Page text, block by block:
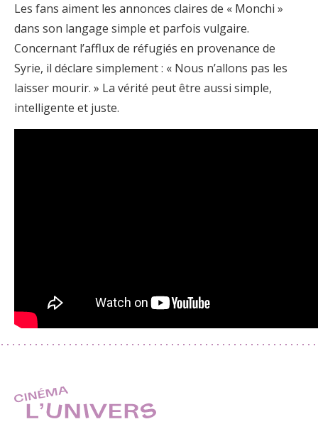
Les fans aiment les annonces claires de « Monchi »
dans son langage simple et parfois vulgaire.
Concernant l’afflux de réfugiés en provenance de
Syrie, il déclare simplement : « Nous n’allons pas les
laisser mourir. » La vérité peut être aussi simple,
intelligente et juste.